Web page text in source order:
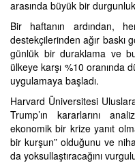
arasında büyük bir
Bir haftanın ardından,
destekçilerinden ağır baskı
günlük bir duraklama ve
ülkeye karşı %10 oranında
uygulamaya başladı.
Harvard Üniversitesi
Trump’ın kararlarını
ekonomik bir krize yanıt
bir kurşun” olduğunu ve
da yoksullaştıracağını